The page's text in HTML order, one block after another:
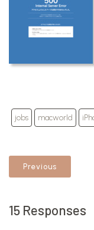
jobs macworld
Previous
15 Responses